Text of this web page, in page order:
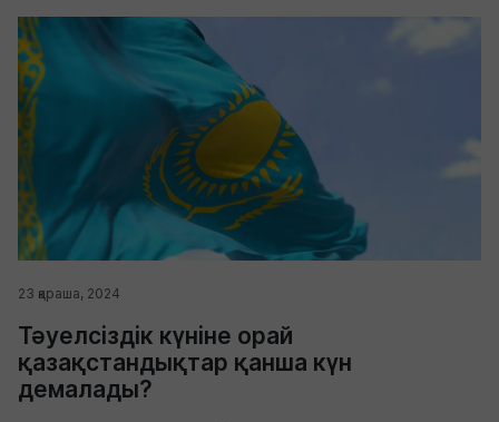
23 қараша, 2024
Тәуелсіздік күніне орай
қазақстандықтар қанша күн
демалады?